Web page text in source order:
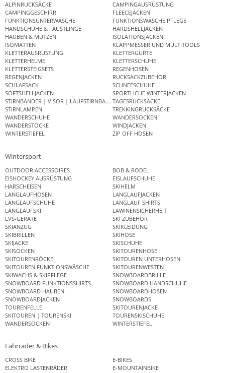
ALPINRUCKSÄCKE
CAMPINGAUSRÜSTUNG
CAMPINGGESCHIRR
FLEECEJACKEN
FUNKTIONSUNTERWÄSCHE
FUNKTIONSWÄSCHE PFLEGE
HANDSCHUHE & FÄUSTLINGE
HARDSHELLJACKEN
HAUBEN & MÜTZEN
ISOLATIONSJACKEN
ISOMATTEN
KLAPPMESSER UND MULTITOOLS
KLETTERAUSRÜSTUNG
KLETTERGURTE
KLETTERHELME
KLETTERSCHUHE
KLETTERSTEIGSETS
REGENHOSEN
REGENJACKEN
RUCKSACKZUBEHÖR
SCHLAFSACK
SCHNEESCHUHE
SOFTSHELLJACKEN
SPORTLICHE WINTERJACKEN
STIRNBÄNDER | VISOR | LAUFSTIRNBANDTAGESRUCKSÄCKE
STIRNLAMPEN
TREKKINGRUCKSÄCKE
WANDERSCHUHE
WANDERSOCKEN
WANDERSTÖCKE
WINDJACKEN
WINTERSTIEFEL
ZIP OFF HOSEN
Wintersport
OUTDOOR ACCESSOIRES
BOB & RODEL
EISHOCKEY AUSRÜSTUNG
EISLAUFSCHUHE
HARSCHEISEN
SKIHELM
LANGLAUFHOSEN
LANGLAUFJACKEN
LANGLAUFSCHUHE
LANGLAUF SHIRTS
LANGLAUFSKI
LAWINENSICHERHEIT
LVS-GERÄTE
SKI ZUBEHÖR
SKIANZUG
SKIKLEIDUNG
SKIBRILLEN
SKIHOSE
SKIJACKE
SKISCHUHE
SKISOCKEN
SKITOURENHOSE
SKITOURENRÖCKE
SKITOUREN UNTERHOSEN
SKITOUREN FUNKTIONSWÄSCHE
SKITOURENWESTEN
SKIWACHS & SKIPFLEGE
SNOWBOARDBRILLE
SNOWBOARD FUNKTIONSSHIRTS
SNOWBOARD HANDSCHUHE
SNOWBOARD HAUBEN
SNOWBOARDHOSEN
SNOWBOARDJACKEN
SNOWBOARDS
TOURENFELLE
SKITOURENJACKE
SKITOUREN | TOURENSKI
TOURENSKISCHUHE
WANDERSOCKEN
WINTERSTIEFEL
Fahrräder & Bikes
CROSS BIKE
E-BIKES
ELEKTRO LASTENRÄDER
E-MOUNTAINBIKE